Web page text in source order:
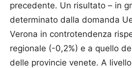
precedente. Un risultato – in
determinato dalla domanda
Verona in controtendenza
regionale (-0,2%) e a quello
delle provincie venete. A